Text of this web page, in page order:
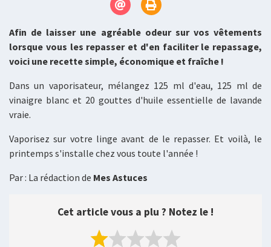
Afin de laisser une agréable odeur sur vos vêtements
lorsque vous les repasser et d'en faciliter le repassage,
voici une recette simple, économique et fraîche !
Dans un vaporisateur, mélangez 125 ml d'eau, 125 ml de
vinaigre blanc et 20 gouttes d'huile essentielle de lavande
vraie.
Vaporisez sur votre linge avant de le repasser. Et voilà, le
printemps s'installe chez vous toute l'année !
Par : La rédaction de Mes Astuces
Cet article vous a plu ? Notez le !